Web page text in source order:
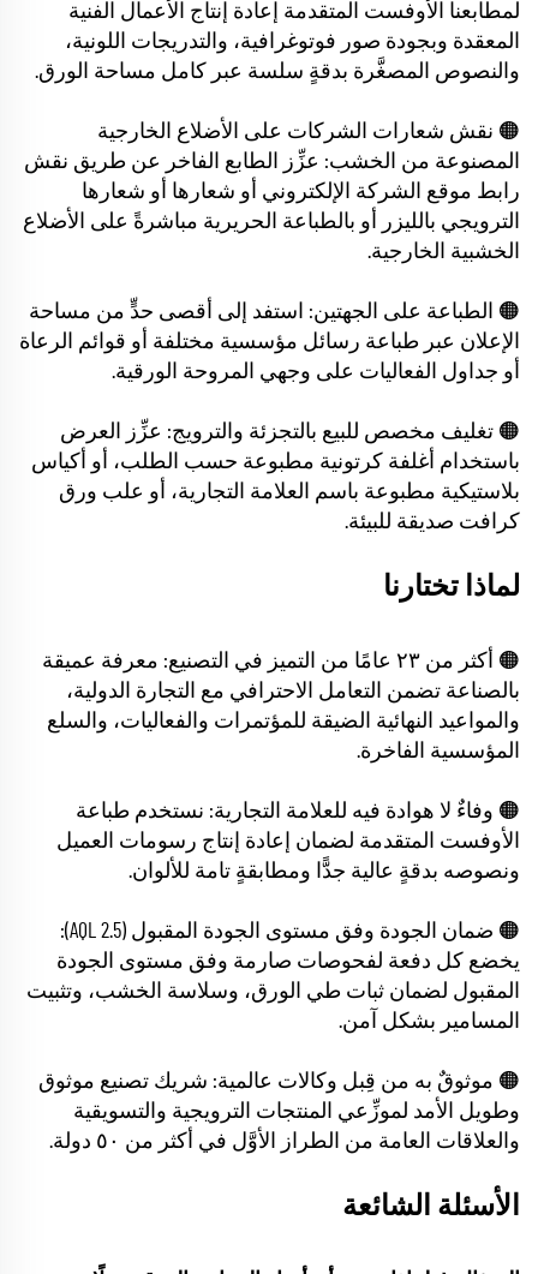
لمطابعنا الأوفست المتقدمة إعادة إنتاج الأعمال الفنية
المعقدة وبجودة صور فوتوغرافية، والتدريجات اللونية،
والنصوص المصغَّرة بدقةٍ سلسة عبر كامل مساحة الورق.
🟠 نقش شعارات الشركات على الأضلاع الخارجية
المصنوعة من الخشب: عزِّز الطابع الفاخر عن طريق نقش
رابط موقع الشركة الإلكتروني أو شعارها أو شعارها
الترويجي بالليزر أو بالطباعة الحريرية مباشرةً على الأضلاع
الخشبية الخارجية.
🟠 الطباعة على الجهتين: استفد إلى أقصى حدٍّ من مساحة
الإعلان عبر طباعة رسائل مؤسسية مختلفة أو قوائم الرعاة
أو جداول الفعاليات على وجهي المروحة الورقية.
🟠 تغليف مخصص للبيع بالتجزئة والترويج: عزِّز العرض
باستخدام أغلفة كرتونية مطبوعة حسب الطلب، أو أكياس
بلاستيكية مطبوعة باسم العلامة التجارية، أو علب ورق
كرافت صديقة للبيئة.
لماذا تختارنا
🟠 أكثر من ٢٣ عامًا من التميز في التصنيع: معرفة عميقة
بالصناعة تضمن التعامل الاحترافي مع التجارة الدولية،
والمواعيد النهائية الضيقة للمؤتمرات والفعاليات، والسلع
المؤسسية الفاخرة.
🟠 وفاءٌ لا هوادة فيه للعلامة التجارية: نستخدم طباعة
الأوفست المتقدمة لضمان إعادة إنتاج رسومات العميل
ونصوصه بدقةٍ عالية جدًّا ومطابقةٍ تامة للألوان.
🟠 ضمان الجودة وفق مستوى الجودة المقبول (AQL 2.5):
يخضع كل دفعة لفحوصات صارمة وفق مستوى الجودة
المقبول لضمان ثبات طي الورق، وسلاسة الخشب، وتثبيت
المسامير بشكل آمن.
🟠 موثوقٌ به من قِبل وكالات عالمية: شريك تصنيع موثوق
وطويل الأمد لموزِّعي المنتجات الترويجية والتسويقية
والعلاقات العامة من الطراز الأوَّل في أكثر من ٥٠ دولة.
الأسئلة الشائعة